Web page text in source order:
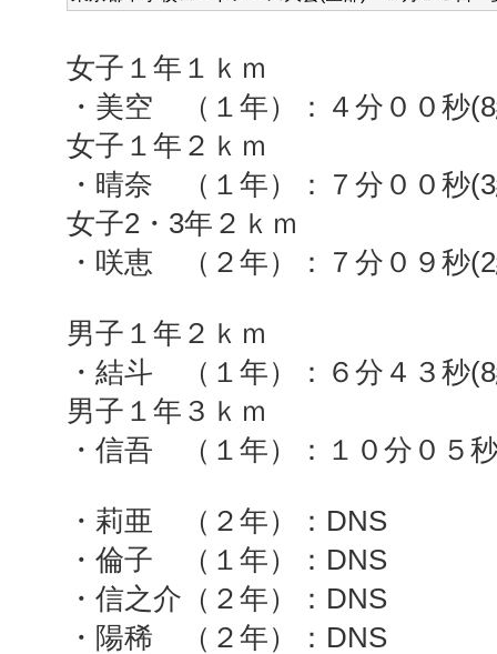
女子１年１ｋｍ
・美空 （１年）：４分００秒
女子１年２ｋｍ
・晴奈 （１年）：７分００秒
女子2・3年２ｋｍ
・咲恵 （２年）：７分０９秒
男子１年２ｋｍ
・結斗 （１年）：６分４３秒
男子１年３ｋｍ
・信吾 （１年）：１０分０５
・莉亜 （２年）：DNS
・倫子 （１年）：DNS
・信之介（２年）：DNS
・陽稀 （２年）：DNS